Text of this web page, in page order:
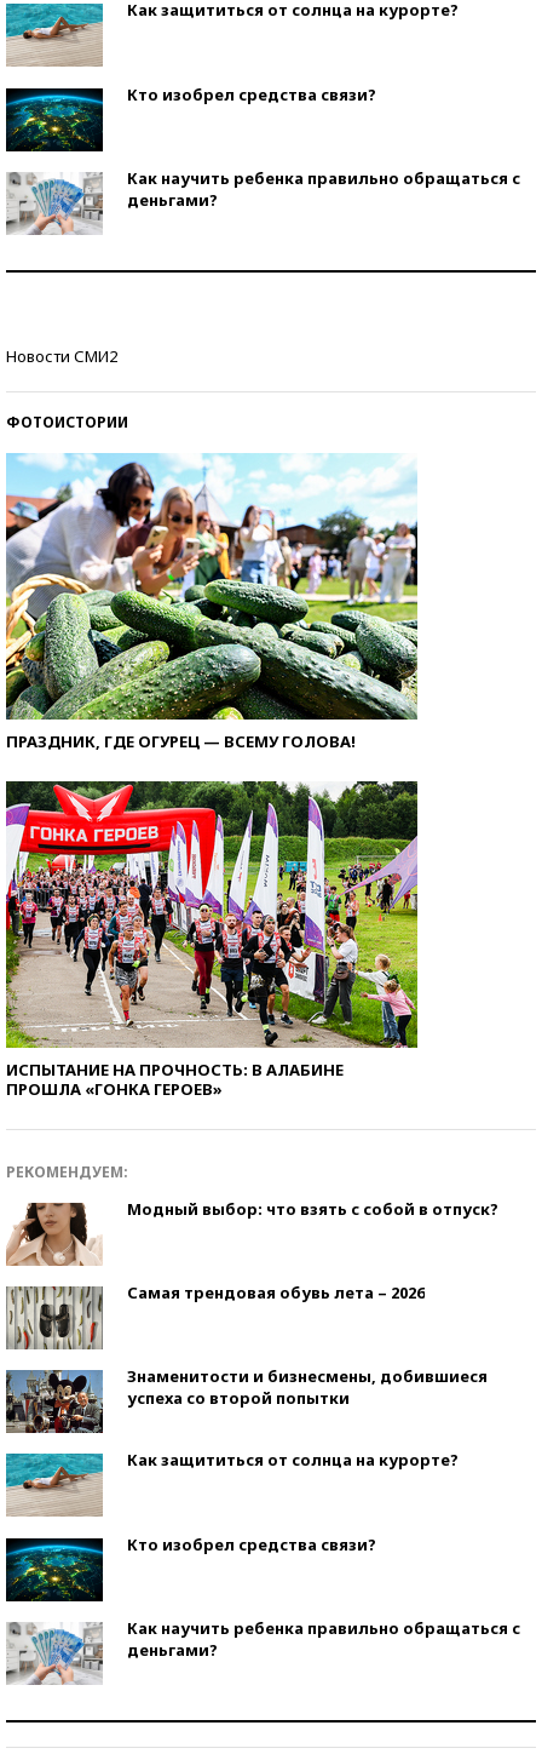
Как защититься от солнца на курорте?
Кто изобрел средства связи?
Как научить ребенка правильно обращаться с
деньгами?
Новости СМИ2
ФОТОИСТОРИИ
ПРАЗДНИК, ГДЕ ОГУРЕЦ — ВСЕМУ ГОЛОВА!
ИСПЫТАНИЕ НА ПРОЧНОСТЬ: В АЛАБИНЕ
ПРОШЛА «ГОНКА ГЕРОЕВ»
РЕКОМЕНДУЕМ:
Модный выбор: что взять с собой в отпуск?
Самая трендовая обувь лета – 2026
Знаменитости и бизнесмены, добившиеся
успеха со второй попытки
Как защититься от солнца на курорте?
Кто изобрел средства связи?
Как научить ребенка правильно обращаться с
деньгами?